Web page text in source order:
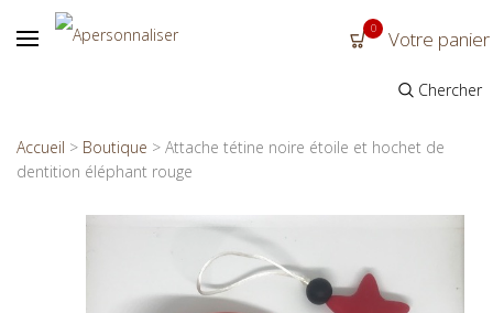
0 Votre panier
Chercher
Accueil > Boutique > Attache tétine noire étoile et hochet de
dentition éléphant rouge